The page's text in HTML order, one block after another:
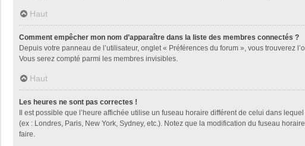
Haut
Comment empêcher mon nom d’apparaître dans la liste des membres connectés ?
Depuis votre panneau de l’utilisateur, onglet « Préférences du forum », vous trouverez
Vous serez compté parmi les membres invisibles.
Haut
Les heures ne sont pas correctes !
Il est possible que l’heure affichée utilise un fuseau horaire différent de celui dans
(ex : Londres, Paris, New York, Sydney, etc.). Notez que la modification du fuseau
faire.